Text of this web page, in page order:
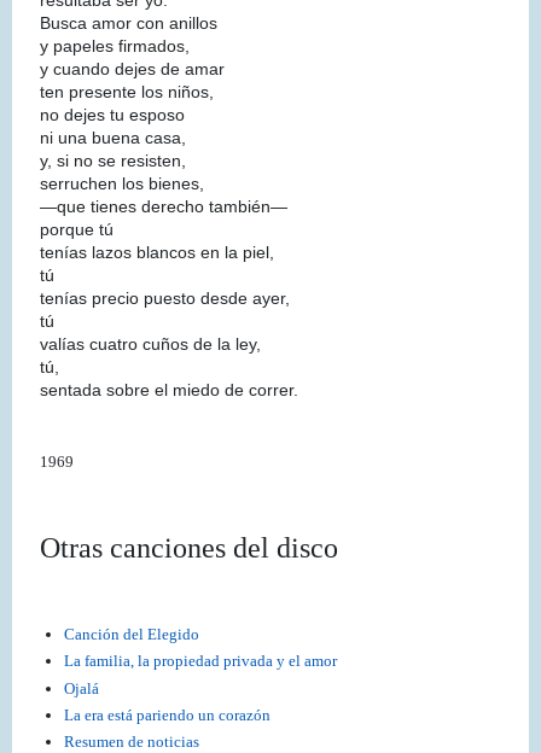
Otras canciones del disco
Canción del Elegido
La familia, la propiedad privada y el amor
Ojalá
La era está pariendo un corazón
Resumen de noticias
Busca amor con anillos
y papeles firmados,
y cuando dejes de amar
ten presente los niños,
no dejes tu esposo
ni una buena casa,
y, si no se resisten,
serruchen los bienes,
―que tienes derecho también―
porque tú
tenías lazos blancos en la piel,
tú
tenías precio puesto desde ayer,
tú
valías cuatro cuños de la ley,
tú,
sentada sobre el miedo de correr.
1969